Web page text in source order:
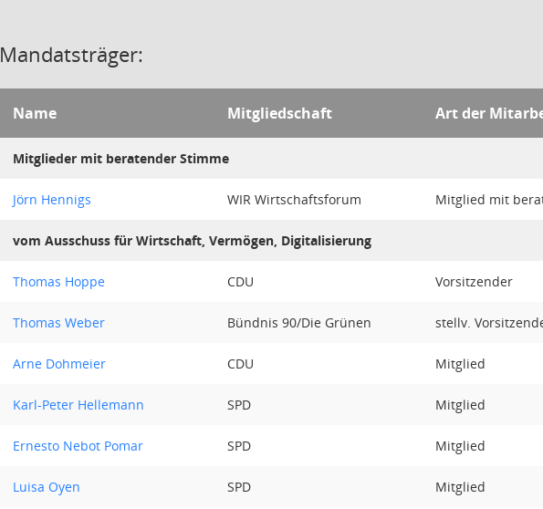
Mandatsträger:
Name Mitgliedschaft Art der
Mitglieder mit beratender Stimme
Jörn Hennigs WIR Wirtschaftsforum Mitglied mit
vom Ausschuss für Wirtschaft, Vermögen, Digitalisierung
Thomas Hoppe CDU Vorsitzender
Thomas Weber Bündnis 90/Die Grünen stellv.
Arne Dohmeier CDU Mitglied
Karl-Peter Hellemann SPD Mitglied
Ernesto Nebot Pomar SPD Mitglied
Luisa Oyen SPD Mitglied